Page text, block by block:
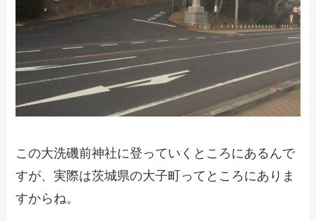
この大洗磯前神社に登っていくところにあるんで
すが、実際は茨城県の大子町ってところにありま
すからね。